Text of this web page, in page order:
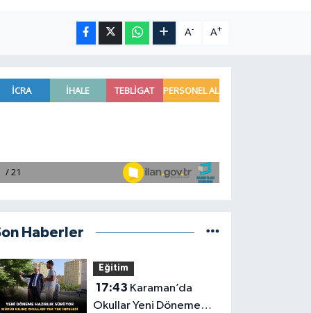
A- A+
Haberler
Eğitim
17:43
Okullar Yeni Döneme